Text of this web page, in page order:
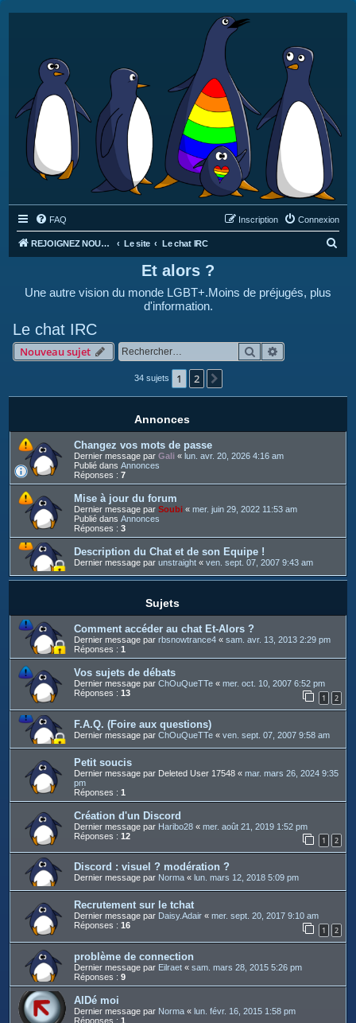
FAQ Connexion
Inscription
REJOIGNEZ NOUS SUR DISCORD : https://discord.gg/4C2Bvub Le site Le chat IRC
e
Et alors ?
Une autre vision du monde LGBT+.Moins de préjugés, plus
d'information.
Le chat IRC
Nouveau sujet Rechercher
34 sujets 1 2
Annonces
Changez vos mots de passe
Dernier message par Gali « lun. avr. 20, 2026 4:16 am
Publié dans Annonces
Réponses : 7
Mise à jour du forum
Dernier message par Soubi « mer. juin 29, 2022 11:53 am
Publié dans Annonces
Réponses : 3
Description du Chat et de son Equipe !
Dernier message par unstraight « ven. sept. 07, 2007 9:43 am
Sujets
Comment accéder au chat Et-Alors ?
Dernier message par rbsnowtrance4 « sam. avr. 13, 2013 2:29 pm
Réponses : 1
Vos sujets de débats
Dernier message par ChOuQueTTe « mer. oct. 10, 2007 6:52 pm
Réponses : 13 1 2
F.A.Q. (Foire aux questions)
Dernier message par ChOuQueTTe « ven. sept. 07, 2007 9:58 am
Petit soucis
Dernier message par Deleted User 17548 « mar. mars 26, 2024 9:35
pm
Réponses : 1
Création d'un Discord
Dernier message par Haribo28 « mer. août 21, 2019 1:52 pm
Réponses : 12 1 2
Discord : visuel ? modération ?
Dernier message par Norma « lun. mars 12, 2018 5:09 pm
Recrutement sur le tchat
Dernier message par Daisy.Adair « mer. sept. 20, 2017 9:10 am
Réponses : 16 1 2
problème de connection
Dernier message par Eilraet « sam. mars 28, 2015 5:26 pm
Réponses : 9
AIDé moi
Dernier message par Norma « lun. févr. 16, 2015 1:58 pm
Réponses : 1